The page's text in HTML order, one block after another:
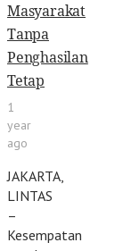
Masyarakat
Tanpa
Penghasilan
Tetap
1
year
ago
JAKARTA,
LINTAS
–
Kesempatan